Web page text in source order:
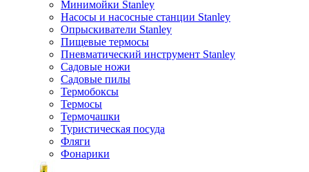
Минимойки Stanley
Насосы и насосные станции Stanley
Опрыскиватели Stanley
Пищевые термосы
Пневматический инструмент Stanley
Садовые ножи
Садовые пилы
Термобоксы
Термосы
Термочашки
Туристическая посуда
Фляги
Фонарики